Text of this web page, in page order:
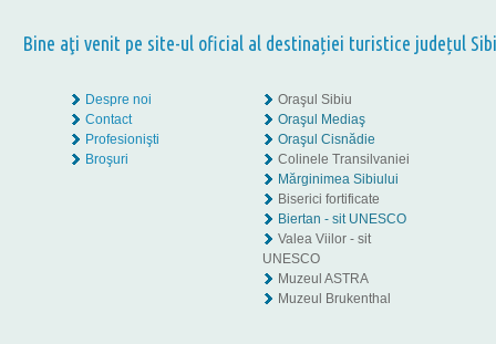
Bine aţi venit pe site-ul oficial al destinației turistice județul
Despre noi
Contact
Profesionişti
Broşuri
Oraşul Sibiu
Oraşul Mediaş
Oraşul Cisnădie
Colinele Transilvaniei
Mărginimea Sibiului
Biserici fortificate
Biertan - sit UNESCO
Valea Viilor - sit
UNESCO
Muzeul ASTRA
Muzeul Brukenthal